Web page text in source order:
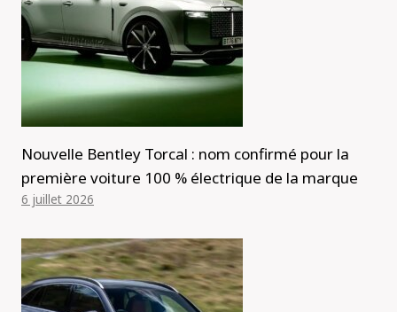
Nouvelle Bentley Torcal : nom confirmé pour la
première voiture 100 % électrique de la marque
6 juillet 2026